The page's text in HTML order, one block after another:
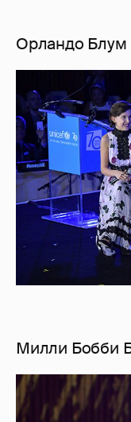
Орландо Блум
Милли Бобби